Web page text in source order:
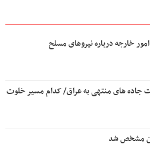
خارجه درباره نیروهای مسلح
جاده های منتهی به عراق/ کدام مسیر خلوت
مشخص شد